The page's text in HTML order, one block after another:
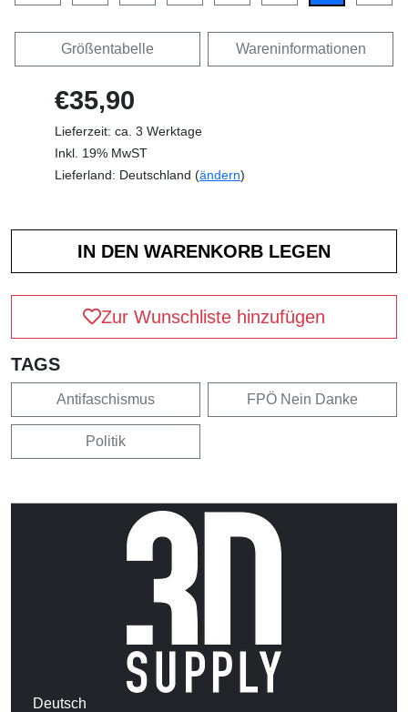
Größentabelle Wareninformationen
€35,90
Lieferzeit: ca. 3 Werktage
Inkl. 19% MwST
Lieferland: Deutschland (ändern)
Zur Wunschliste hinzufügen
TAGS
Antifaschismus FPÖ Nein Danke
Politik
Deutsch